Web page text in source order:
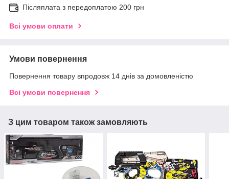
Післяплата з передоплатою 200 грн
Всі умови оплати
Умови повернення
Повернення товару впродовж 14 днів за домовленістю
Всі умови повернення
З цим товаром також замовляють